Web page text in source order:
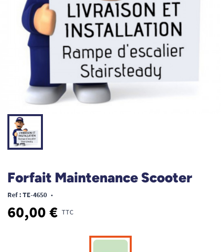
Forfait Maintenance Scooter
Ref : TE-4650 •
60,00 € TTC